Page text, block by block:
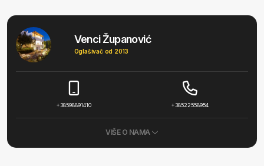
Venci Županović
Oglašivač od 2013
+38598891410 +38522558954
VIŠE O NAMA